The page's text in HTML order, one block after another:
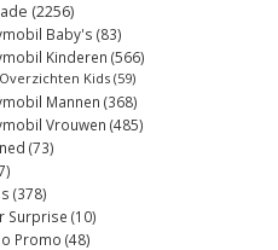
(2256)
Baby's (83)
Kinderen (566)
Kids(59)
Mannen (368)
Vrouwen (485)
(73)
(378)
Surprise (10)
Promo (48)